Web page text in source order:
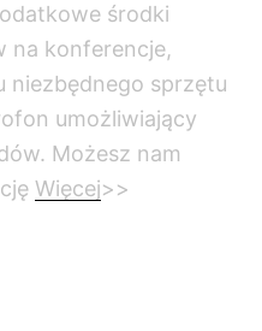
środki
na konferencje,
niezbędnego sprzętu
umożliwiający
Możesz nam
Więcej>>